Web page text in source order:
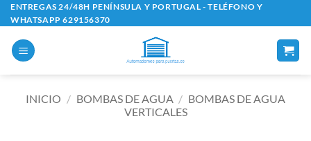
Saltar
al
contenido
ENTREGAS 24/48H PENÍNSULA Y PORTUGAL - TELÉFONO Y
WHATSAPP 629156370
INICIO / BOMBAS DE AGUA / BOMBAS DE AGUA
VERTICALES